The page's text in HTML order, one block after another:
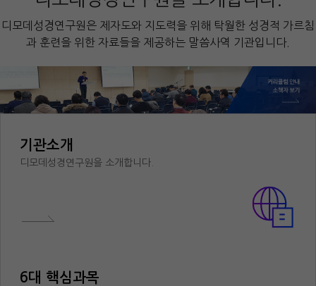
디모데성경연구원은 제자도와 지도력을 위해 탁월한 성경적 가르침
과 훈련을 위한 자료들을 제공하는 말씀사역 기관입니다.
기관소개
디모데성경연구원을 소개합니다.
6대 핵심과목